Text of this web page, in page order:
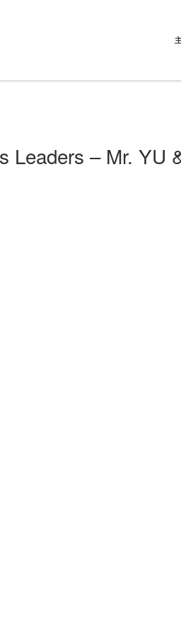
Leaders – Mr. YU